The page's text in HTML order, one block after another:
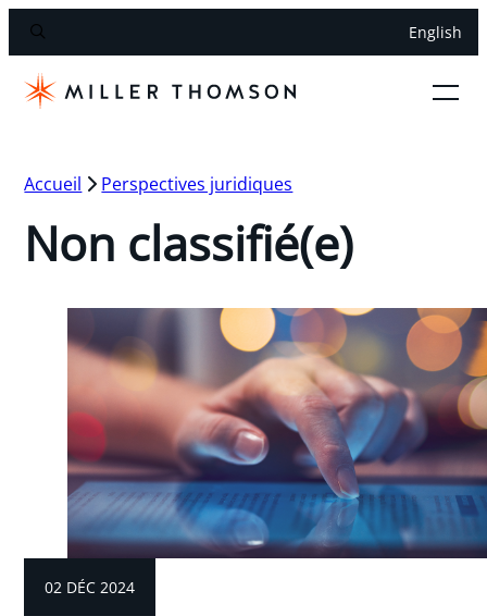
English
Accueil Perspectives juridiques
Non classifié(e)
02 DÉC 2024